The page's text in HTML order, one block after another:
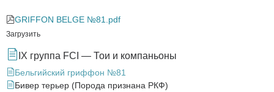
GRIFFON BELGE №81.pdf
Загрузить
IX группа FCI — Тои и компаньоны
Бельгийский гриффон №81
Бивер терьер (Порода признана РКФ)